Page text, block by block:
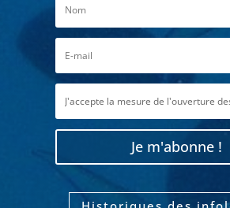
Je m'abonne !